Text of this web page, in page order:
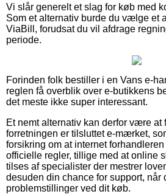
Vi slår generelt et slag for køb med
Som et alternativ burde du vælge et
ViaBill, forudsat du vil afdrage
periode.
Forinden folk bestiller i en Vans e-
reglen få overblik over e-butikkens
det meste ikke super interessant.
Et nemt alternativ kan derfor være at
forretningen er tilsluttet e-mærket,
forsikring om at internet
officielle regler, tillige med at online
tilses af specialister der mestrer
desuden din chance for support, når
problemstillinger ved dit køb.